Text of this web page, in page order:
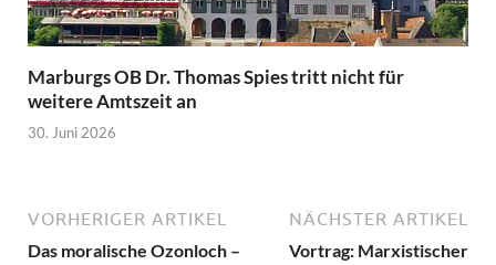
Marburgs OB Dr. Thomas Spies tritt nicht für
weitere Amtszeit an
30. Juni 2026
VORHERIGER ARTIKEL
Das moralische Ozonloch –
NÄCHSTER ARTIKEL
Vortrag: Marxistischer